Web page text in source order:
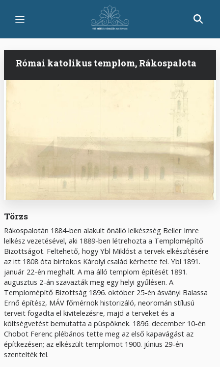
tartalomra
Római katolikus templom, Rákospalota
Törzs
Rákospalotán 1884-ben alakult önálló lelkészség Beller Imre
lelkész vezetésével, aki 1889-ben létrehozta a Templomépítő
Bizottságot. Feltehető, hogy Ybl Miklóst a tervek elkészítésére
az itt 1808 óta birtokos Károlyi család kérhette fel. Ybl 1891.
január 22-én meghalt. A ma álló templom építését 1891.
augusztus 2-án szavazták meg egy helyi gyűlésen. A
Templomépítő Bizottság 1896. október 25-én ásványi Balassa
Ernő építész, MÁV főmérnök historizáló, neoromán stílusú
terveit fogadta el kivitelezésre, majd a terveket és a
költségvetést bemutatta a püspöknek. 1896. december 10-én
Chobot Ferenc plébános tette meg az első kapavágást az
építkezésen; az elkészült templomot 1900. június 29-én
szentelték fel.